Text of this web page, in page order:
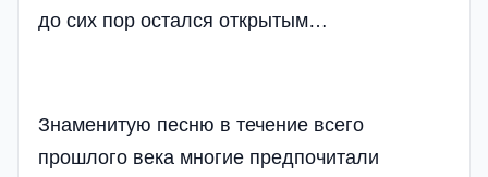
до сих пор остался открытым…
Знаменитую песню в течение всего
прошлого века многие предпочитали